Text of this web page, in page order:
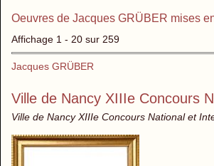
Oeuvres de Jacques GRÜBER mises
Affichage 1 - 20 sur 259
Jacques GRÜBER
Ville de Nancy XIIIe Concours
Ville de Nancy XIIIe Concours National et